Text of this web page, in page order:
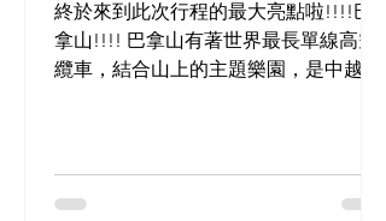
終於來到此次行程的最大亮點啦!!!!巴
拿山!!!! 巴拿山有著世界最長單線高空
纜車，結合山上的主題樂園，是中越近